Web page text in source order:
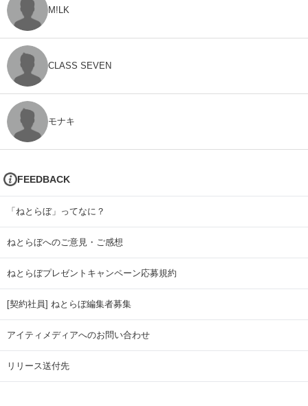
M!LK
CLASS SEVEN
モナキ
FEEDBACK
「ねとらぼ」ってなに？
ねとらぼへのご意見・ご感想
ねとらぼプレゼントキャンペーン応募規約
[契約社員] ねとらぼ編集者募集
アイティメディアへのお問い合わせ
リリース送付先